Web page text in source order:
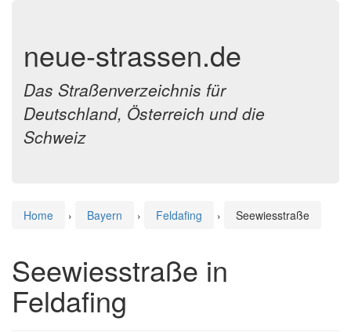
neue-strassen.de
Das Straßenverzeichnis für
Deutschland, Österreich und die
Schweiz
Home › Bayern › Feldafing › Seewiesstraße
Seewiesstraße in
Feldafing